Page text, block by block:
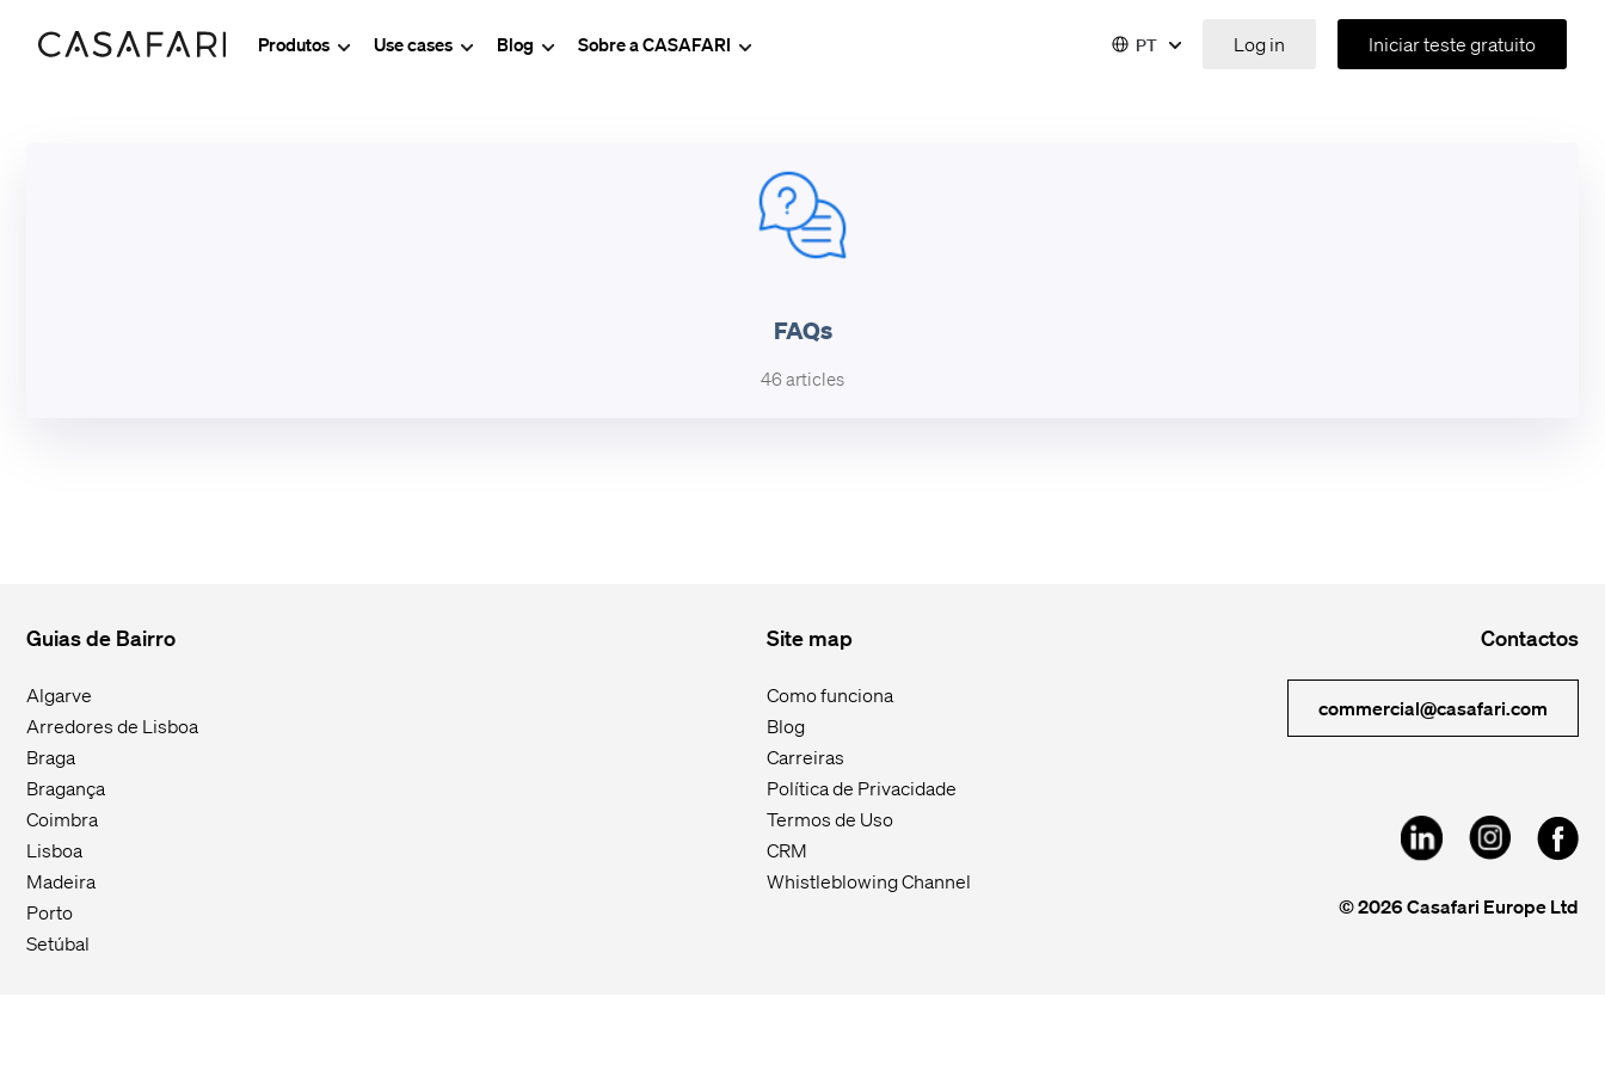
Produtos Use cases Blog Sobre a CASAFARI PT Log in Iniciar teste gratuito
FAQs
46 articles
Guias de Bairro
Algarve
Arredores de Lisboa
Braga
Bragança
Coimbra
Lisboa
Madeira
Porto
Setúbal
Site map
Como funciona
Blog
Carreiras
Política de Privacidade
Termos de Uso
CRM
Whistleblowing Channel
Contactos
commercial@casafari.com
© 2026 Casafari Europe Ltd